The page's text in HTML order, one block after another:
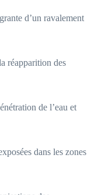
d’un ravalement
réapparition des
de l’eau et
dans les zones